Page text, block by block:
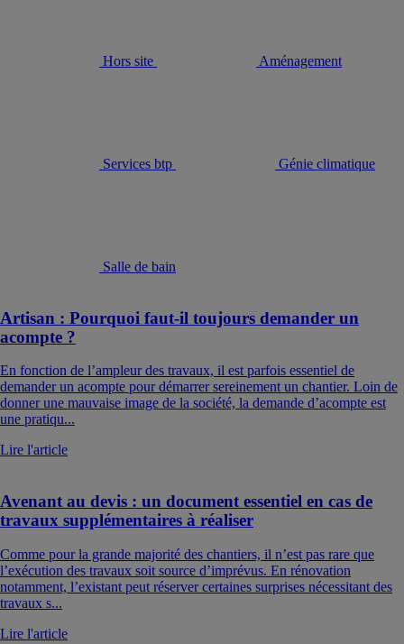
Hors site Aménagement
Services btp Génie climatique
Salle de bain
Artisan : Pourquoi faut-il toujours demander un
acompte ?
En fonction de l’ampleur des travaux, il est parfois essentiel de
demander un acompte pour démarrer sereinement un chantier. Loin de
donner une mauvaise image de la société, la demande d’acompte est
une pratiqu...
Lire l'article
Avenant au devis : un document essentiel en cas de
travaux supplémentaires à réaliser
Comme pour la grande majorité des chantiers, il n’est pas rare que
l’exécution des travaux soit source d’imprévus. En rénovation
notamment, l’existant peut réserver certaines surprises nécessitant des
travaux s...
Lire l'article